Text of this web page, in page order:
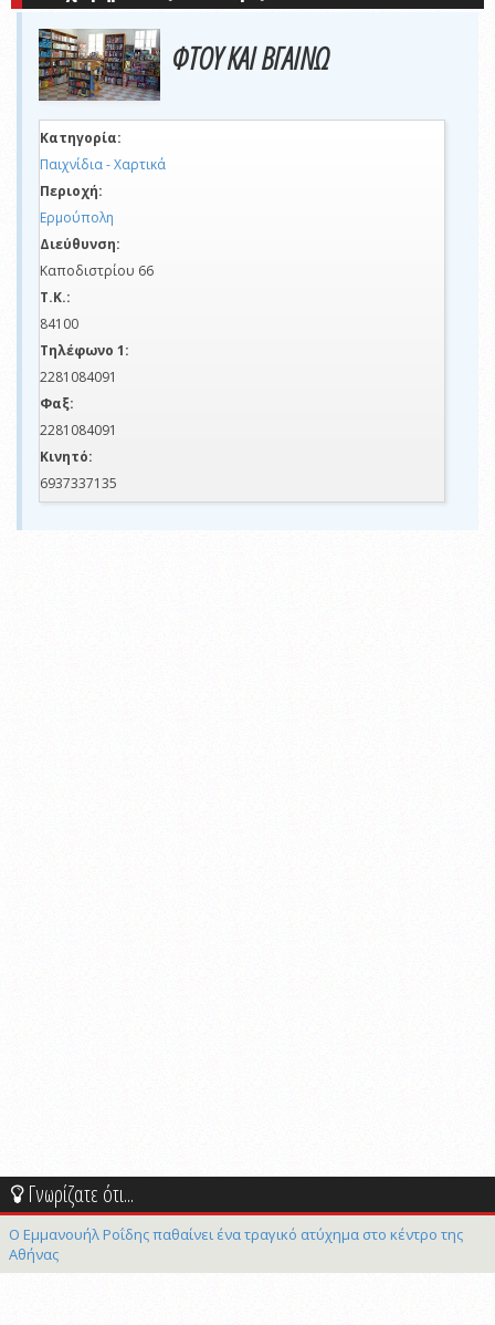
ΦΤΟΥ ΚΑΙ ΒΓΑΙΝΩ
Κατηγορία:
Παιχνίδια - Χαρτικά
Περιοχή:
Ερμούπολη
Διεύθυνση:
Καποδιστρίου 66
Τ.Κ.:
84100
Τηλέφωνο 1:
2281084091
Φαξ:
2281084091
Κινητό:
6937337135
Γνωρίζατε ότι...
Ο Εμμανουήλ Ροΐδης παθαίνει ένα τραγικό ατύχημα στο κέντρο της
Αθήνας